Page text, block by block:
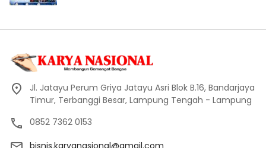
Jl. Jatayu Perum Griya Jatayu Asri Blok B.16, Bandarjaya
Timur, Terbanggi Besar, Lampung Tengah - Lampung
0852 7362 0153
bisnis.karyanasional@gmail.com